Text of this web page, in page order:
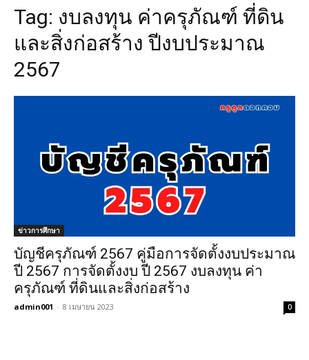
Tag: งบลงทุน ค่าครุภัณฑ์ ที่ดิน
และสิ่งก่อสร้าง ปีงบประมาณ
2567
ข่าวการศึกษา
บัญชีครุภัณฑ์ 2567 คู่มือการจัดตั้งงบประมาณ
ปี 2567 การจัดตั้งงบ ปี 2567 งบลงทุน ค่า
ครุภัณฑ์ ที่ดินและสิ่งก่อสร้าง
admin001 - 8 เมษายน 2023 0